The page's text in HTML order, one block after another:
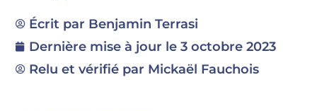
Écrit par Benjamin Terrasi
Dernière mise à jour le3 octobre 2023
Relu et vérifié par Mickaël Fauchois